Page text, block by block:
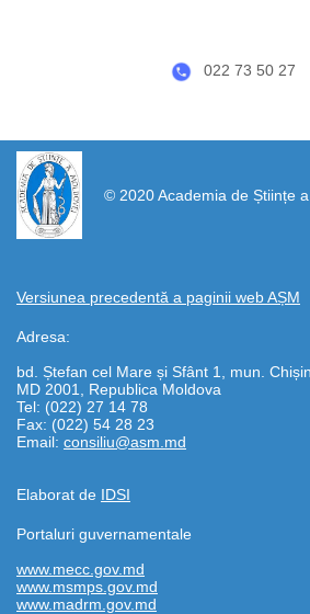
022 73 50 27
© 2020 Academia de Științe
Versiunea precedentă a paginii web AȘM
Adresa:
bd. Ștefan cel Mare și Sfânt 1, mun.
MD 2001, Republica Moldova
Tel: (022) 27 14 78
Fax: (022) 54 28 23
Email: consiliu@asm.md
Elaborat de IDSI
https://propletenie.ru/
Portaluri guvernamentale
www.mecc.gov.md
www.msmps.gov.md
www.madrm.gov.md